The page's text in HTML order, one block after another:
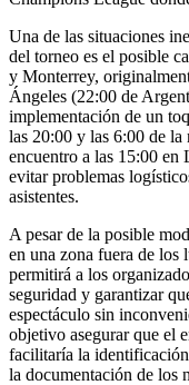
Una de las situaciones
del torneo es el posible
y Monterrey,
Ángeles (22:00 de
implementación de un
las 20:00 y las 6:00 de la
encuentro a las 15:00 en
evitar problemas
asistentes.
A pesar de la posible
en una zona fuera de los
permitirá a los
seguridad y garantizar
espectáculo sin
objetivo asegurar que el
facilitaría la
la documentación de los